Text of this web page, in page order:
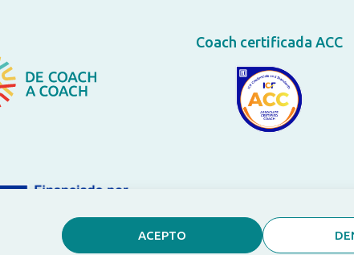
ACEPTO
Coach certificada ACC